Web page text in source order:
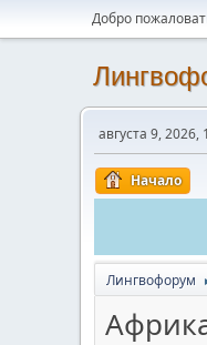
Добро
августа 9, 2026,
Начало
Лингвофорум